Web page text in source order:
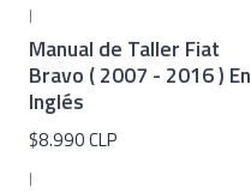
|
Manual de Taller Fiat
Bravo ( 2007 - 2016 ) En
Inglés
$8.990 CLP
|